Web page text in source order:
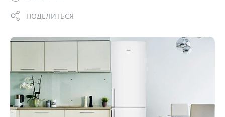
ПОДЕЛИТЬСЯ